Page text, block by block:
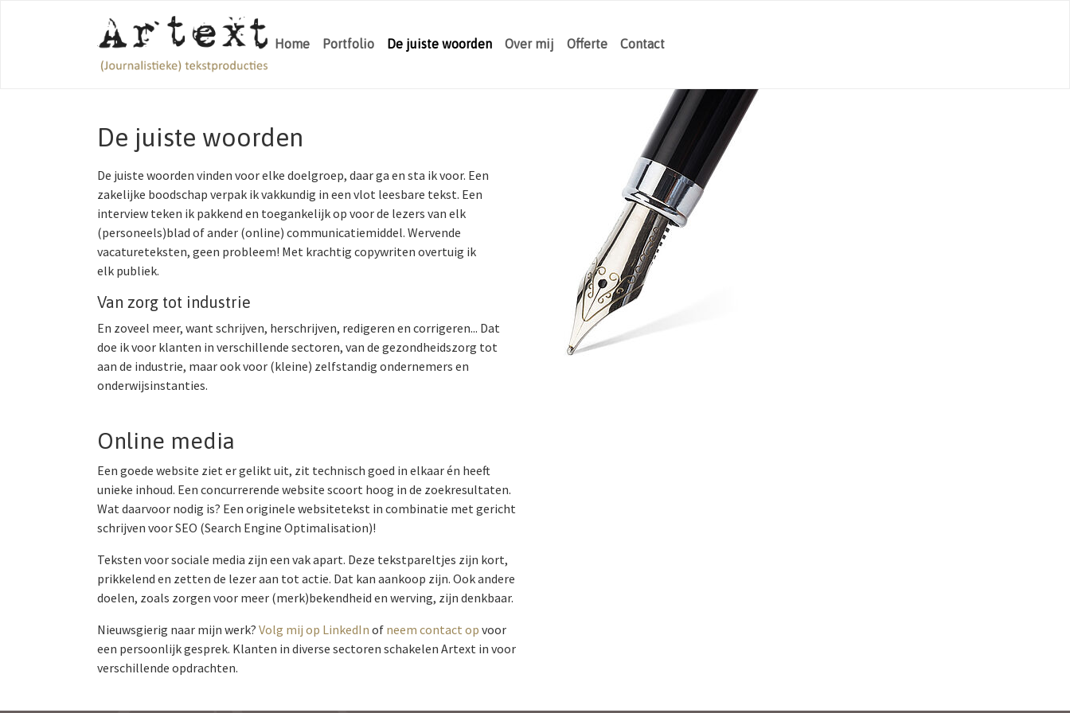
Home Portfolio De juiste woorden(current)
Over mij Offerte Contact
De juiste woorden
De juiste woorden vinden voor elke doelgroep, daar ga en sta ik voor. Een
zakelijke boodschap verpak ik vakkundig in een vlot leesbare tekst. Een
interview teken ik pakkend en toegankelijk op voor de lezers van elk
(personeels)blad of ander (online) communicatiemiddel. Wervende
vacatureteksten, geen probleem! Met krachtig copywriten overtuig ik
elk publiek.
Van zorg tot industrie
En zoveel meer, want schrijven, herschrijven, redigeren en corrigeren... Dat
doe ik voor klanten in verschillende sectoren, van de gezondheidszorg tot
aan de industrie, maar ook voor (kleine) zelfstandig ondernemers en
onderwijsinstanties.
Online media
Een goede website ziet er gelikt uit, zit technisch goed in elkaar én heeft
unieke inhoud. Een concurrerende website scoort hoog in de zoekresultaten.
Wat daarvoor nodig is? Een originele websitetekst in combinatie met gericht
schrijven voor SEO (Search Engine Optimalisation)!
Teksten voor sociale media zijn een vak apart. Deze tekstpareltjes zijn kort,
prikkelend en zetten de lezer aan tot actie. Dat kan aankoop zijn. Ook andere
doelen, zoals zorgen voor meer (merk)bekendheid en werving, zijn denkbaar.
Nieuwsgierig naar mijn werk? Volg mij op LinkedIn of neem contact op voor
een persoonlijk gesprek. Klanten in diverse sectoren schakelen Artext in voor
verschillende opdrachten.